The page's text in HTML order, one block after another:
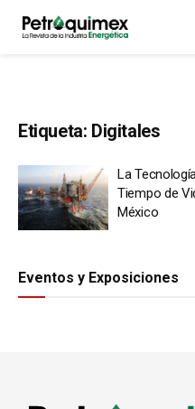
Etiqueta: Digitales
La
Tiempo de
México
Eventos y Exposiciones